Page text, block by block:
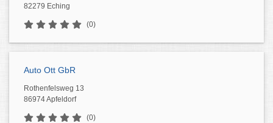
82279 Eching
(0)
Auto Ott GbR
Rothenfelsweg 13
86974 Apfeldorf
(0)